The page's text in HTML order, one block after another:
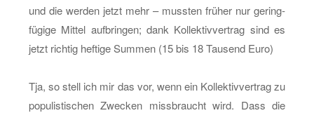
und die wer­den jetzt mehr – muss­ten frü­her nur ge­ring­
fü­gi­ge Mit­tel auf­brin­gen; dank Kol­lek­tiv­ver­trag sind es
jetzt rich­tig hef­ti­ge Sum­men (15 bis 18 Tau­send Euro)
Tja, so stell ich mir das vor, wenn ein Kol­lek­tiv­ver­trag zu
po­pu­lis­ti­schen Zwe­cken miss­braucht wird. Dass die